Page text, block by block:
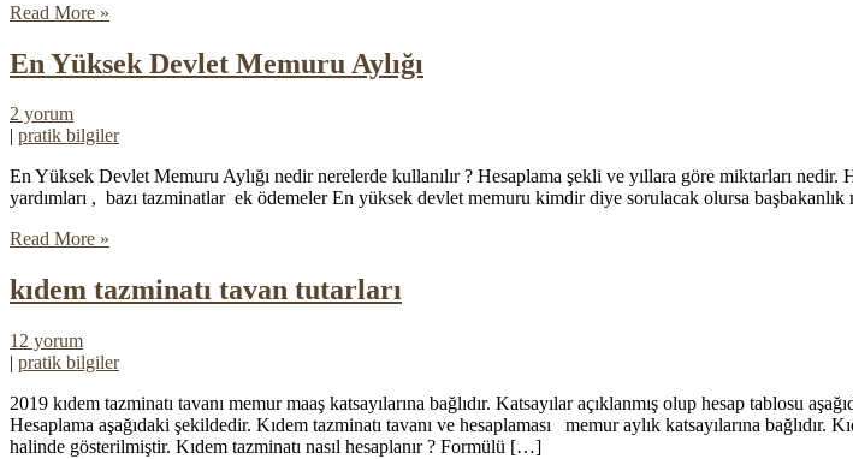
Read More »
En Yüksek Devlet Memuru Aylığı
2 yorum
pratik bilgiler
En Yüksek Devlet Memuru Aylığı nedir nerelerde kullanılır ? Hesaplama şekli ve yıllara göre miktarları
yardımları , bazı tazminatlar ek ödemeler En yüksek devlet memuru kimdir diye sorulacak olursa
Read More »
kıdem tazminatı tavan tutarları
12 yorum
| pratik bilgiler
2019 kıdem tazminatı tavanı memur maaş katsayılarına bağlıdır. Katsayılar açıklanmış olup hesap tablosu
Hesaplama aşağıdaki şekildedir. Kıdem tazminatı tavanı ve hesaplaması memur aylık katsayılarına bağlıdır.
halinde gösterilmiştir. Kıdem tazminatı nasıl hesaplanır ? Formülü […]